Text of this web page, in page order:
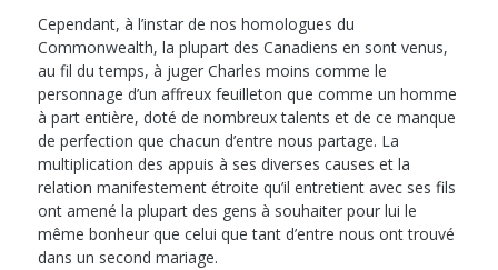
Cependant, à l’instar de nos homologues du
Commonwealth, la plupart des Canadiens en sont venus,
au fil du temps, à juger Charles moins comme le
personnage d’un affreux feuilleton que comme un homme
à part entière, doté de nombreux talents et de ce manque
de perfection que chacun d’entre nous partage. La
multiplication des appuis à ses diverses causes et la
relation manifestement étroite qu’il entretient avec ses fils
ont amené la plupart des gens à souhaiter pour lui le
même bonheur que celui que tant d’entre nous ont trouvé
dans un second mariage.